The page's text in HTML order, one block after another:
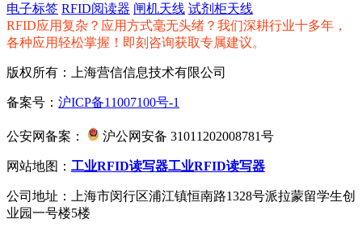
电子标签 RFID阅读器 闸机天线 试剂柜天线
RFID应用复杂？应用方式毫无头绪？我们深耕行业十多年，
各种应用轻松掌握！即刻咨询获取专属建议。
版权所有：上海营信信息技术有限公司
备案号： 沪ICP备11007100号-1
公安网备案： 沪公网安备 31011202008781号
网站地图： 工业RFID读写器工业RFID读写器
公司地址：上海市闵行区浦江镇恒南路1328号派拉蒙留学生创
业园一号楼5楼